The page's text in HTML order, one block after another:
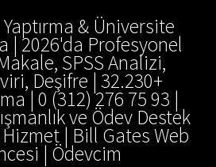
& Üniversite
| 2026'da Profesyonel
SPSS Analizi,
Deşifre | 32.230+
| 0 (312) 276 75 93 |
ve Ödev Destek
| Bill Gates Web
| Ödevcim